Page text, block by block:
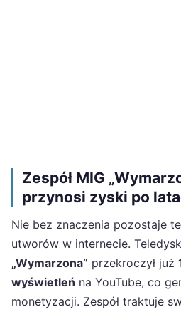
Zespół MIG
przynosi zyski po
Nie bez znaczenia pozostaje
utworów w internecie.
„Wymarzona” przekroczył już
wyświetleń na YouTube, co
monetyzacji. Zespół traktuje